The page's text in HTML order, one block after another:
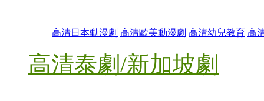
高清日本動漫劇 高清歐美動漫劇 高清幼兒教育 高
高清泰劇/新加坡劇